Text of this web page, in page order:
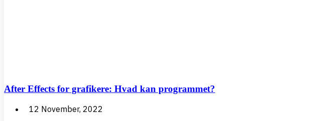
After Effects for grafikere: Hvad kan programmet?
12 November, 2022